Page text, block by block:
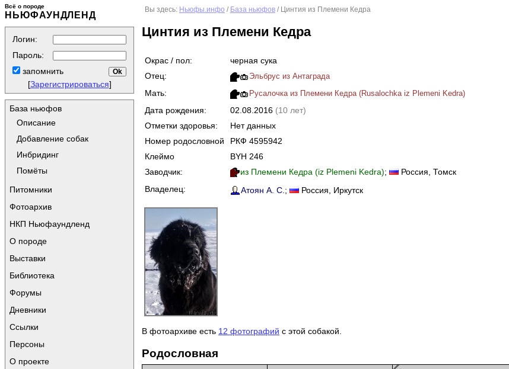
Всё о породе
НЬЮФАУНДЛЕНД
Логин:
Пароль:
запомнить
[Зарегистрироваться]
База ньюфов
Описание
Добавление собак
Инбридинг
Помёты
Питомники
Фотоархив
НКП Ньюфаундленд
О породе
Выставки
Библиотека
Форумы
Дневники
Ссылки
Персоны
О проекте
Вы здесь: Ньюфы.инфо / База ньюфов / Цинтия из Племени Кедра
Цинтия из Племени Кедра
Окрас / пол:
черная сука
Отец:
Эльбрус из Антаграда
Мать: Русалочка из Племени Кедра (Rusalochka iz Plemeni Kedra)
Дата рождения: 02.08.2016 (10 лет)
Отметки здоровья:
Нет данных
Номер родословной
РКФ 4595942
Клеймо
BYH 246
Заводчик:
из Племени Кедра (iz Plemeni Kedra); Россия, Томск
Владелец:
Атоян А. С. ; Россия , Иркутск
В фотоархиве есть 12 фотографий с этой собакой.
Родословная